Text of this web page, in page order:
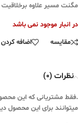
مگنت مسیر علاوه
در انبار موجود نمی باشد
مقایسه
اضافه کردن
نظرات (0)
.فقط مشتریانی که این
میتوانند برای این محصول